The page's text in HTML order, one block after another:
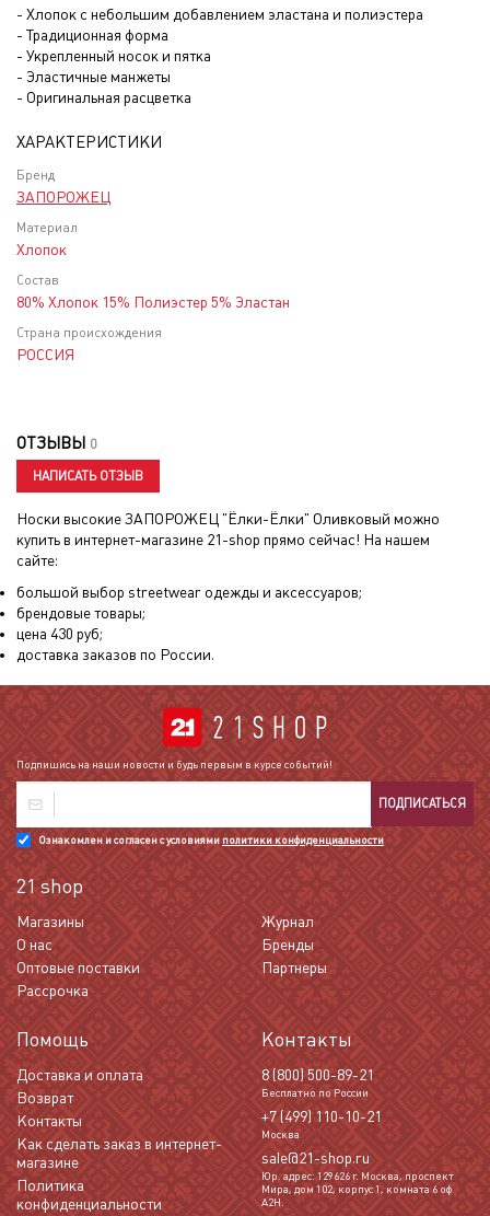
- Хлопок с небольшим добавлением эластана и полиэстера
- Традиционная форма
- Укрепленный носок и пятка
- Эластичные манжеты
- Оригинальная расцветка
ХАРАКТЕРИСТИКИ
Бренд
ЗАПОРОЖЕЦ
Материал
Хлопок
Состав
80% Хлопок 15% Полиэстер 5% Эластан
Страна происхождения
РОССИЯ
ОТЗЫВЫ 0
НАПИСАТЬ ОТЗЫВ
Носки высокие ЗАПОРОЖЕЦ "Ёлки-Ёлки" Оливковый можно
купить в интернет-магазине 21-shop прямо сейчас! На нашем
сайте:
большой выбор streetwear одежды и аксессуаров;
брендовые товары;
цена 430 руб;
доставка заказов по России.
Подпишись на наши новости и будь первым в курсе событий!
ПОДПИСАТЬСЯ
Ознакомлен и согласен с условиямиполитики конфиденциальности
21 shop
Магазины
Журнал
О нас
Бренды
Оптовые поставки
Партнеры
Рассрочка
Помощь
Доставка и оплата
Возврат
Контакты
Как сделать заказ в интернет-
магазине
Политика
конфиденциальности
Контакты
8 (800) 500-89-21
Бесплатно по России
+7 (499) 110-10-21
Москва
sale@21-shop.ru
Юр. адрес: 129626 г. Москва, проспект
Мира, дом 102, корпус 1, комната 6 оф
А2Н.